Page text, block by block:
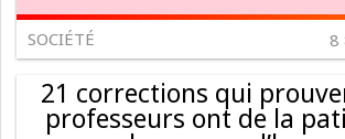
SOCIÉTÉ 8
21 corrections qui
professeurs ont de la